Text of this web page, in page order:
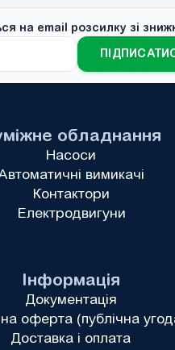
на email розсилку зі
Інформація
Документація
оферта (публічна
Доставка і оплата
обладнання
Насоси
вимикачі
Контактори
Електродвигуни